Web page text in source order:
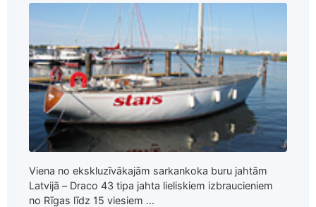
Viena no ekskluzīvākajām sarkankoka buru jahtām
Latvijā – Draco 43 tipa jahta lieliskiem izbraucieniem
no Rīgas līdz 15 viesiem ...